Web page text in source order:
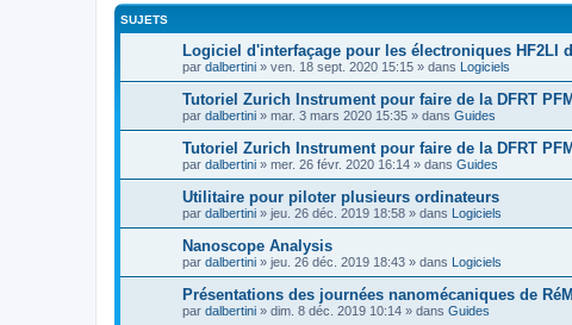
SUJETS
Logiciel d'interfaçage pour les électroniques HF2LI
par dalbertini » ven. 18 sept. 2020 15:15 » dans Logiciels
Tutoriel Zurich Instrument pour faire de la DFRT
par dalbertini » mar. 3 mars 2020 15:35 » dans Guides
Tutoriel Zurich Instrument pour faire de la DFRT
par dalbertini » mer. 26 févr. 2020 16:14 » dans Guides
Utilitaire pour piloter plusieurs ordinateurs
par dalbertini » jeu. 26 déc. 2019 18:58 » dans Logiciels
Nanoscope Analysis
par dalbertini » jeu. 26 déc. 2019 18:43 » dans Logiciels
Présentations des journées nanomécaniques de
par dalbertini » dim. 8 déc. 2019 10:14 » dans Guides